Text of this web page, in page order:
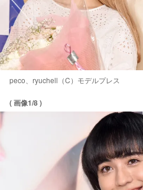
peco、ryuchell（C）モデルプレス
( 画像1/8 )